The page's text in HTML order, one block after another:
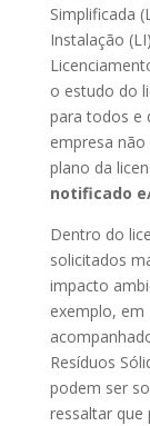
Simplificada
Instalação
o estudo do
para todos e
empresa
plano da
notificado
Dentro do
solicitados
impacto
exemplo, em
Resíduos
podem ser
ressaltar